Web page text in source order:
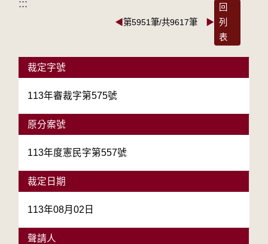
:::
◀第5951筆/共9617筆 ▶
回
列
表
裁定字號
113年審裁字第575號
原分案號
113年度憲民字第557號
裁定日期
113年08月02日
聲請人